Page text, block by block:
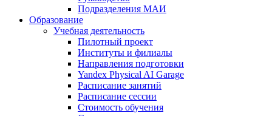
Подразделения МАИ
Образование
Учебная деятельность
Пилотный проект
Институты и филиалы
Направления подготовки
Yandex Physical AI Garage
Расписание занятий
Расписание сессии
Стоимость обучения